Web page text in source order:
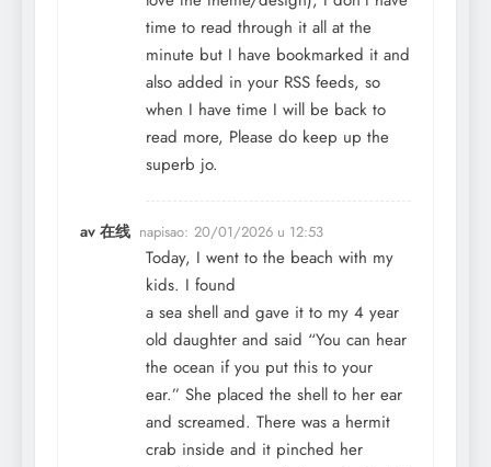
time to read through it all at the
minute but I have bookmarked it and
also added in your RSS feeds, so
when I have time I will be back to
read more, Please do keep up the
superb jo.
av 在线 napisao: 20/01/2026 u 12:53
Today, I went to the beach with my
kids. I found
a sea shell and gave it to my 4 year
old daughter and said “You can hear
the ocean if you put this to your
ear.” She placed the shell to her ear
and screamed. There was a hermit
crab inside and it pinched her